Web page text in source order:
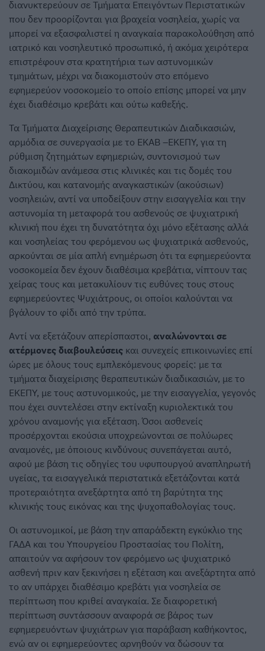
διανυκτερεύουν σε Τμήματα Επειγόντων Περιστατικών
που δεν προορίζονται για βραχεία νοσηλεία, χωρίς να
μπορεί να εξασφαλιστεί η αναγκαία παρακολούθηση από
ιατρικό και νοσηλευτικό προσωπικό, ή ακόμα χειρότερα
επιστρέφουν στα κρατητήρια των αστυνομικών
τμημάτων, μέχρι να διακομιστούν στο επόμενο
εφημερεύον νοσοκομείο το οποίο επίσης μπορεί να μην
έχει διαθέσιμο κρεβάτι και ούτω καθεξής.
Τα Τμήματα Διαχείρισης Θεραπευτικών Διαδικασιών,
αρμόδια σε συνεργασία με το ΕΚΑΒ –ΕΚΕΠΥ, για τη
ρύθμιση ζητημάτων εφημεριών, συντονισμού των
διακομιδών ανάμεσα στις κλινικές και τις δομές του
Δικτύου, και κατανομής αναγκαστικών (ακούσιων)
νοσηλειών, αντί να υποδείξουν στην εισαγγελία και την
αστυνομία τη μεταφορά του ασθενούς σε ψυχιατρική
κλινική που έχει τη δυνατότητα όχι μόνο εξέτασης αλλά
και νοσηλείας του φερόμενου ως ψυχιατρικά ασθενούς,
αρκούνται σε μία απλή ενημέρωση ότι τα εφημερεύοντα
νοσοκομεία δεν έχουν διαθέσιμα κρεβάτια, νίπτουν τας
χείρας τους και μετακυλίουν τις ευθύνες τους στους
εφημερεύοντες Ψυχιάτρους, οι οποίοι καλούνται να
βγάλουν το φίδι από την τρύπα.
Αντί να εξετάζουν απερίσπαστοι, αναλώνονται σε
ατέρμονες διαβουλεύσεις και συνεχείς επικοινωνίες επί
ώρες με όλους τους εμπλεκόμενους φορείς: με τα
τμήματα διαχείρισης θεραπευτικών διαδικασιών, με το
ΕΚΕΠΥ, με τους αστυνομικούς, με την εισαγγελία, γεγονός
που έχει συντελέσει στην εκτίναξη κυριολεκτικά του
χρόνου αναμονής για εξέταση. Όσοι ασθενείς
προσέρχονται εκούσια υποχρεώνονται σε πολύωρες
αναμονές, με όποιους κινδύνους συνεπάγεται αυτό,
αφού με βάση τις οδηγίες του υφυπουργού αναπληρωτή
υγείας, τα εισαγγελικά περιστατικά εξετάζονται κατά
προτεραιότητα ανεξάρτητα από τη βαρύτητα της
κλινικής τους εικόνας και της ψυχοπαθολογίας τους.
Οι αστυνομικοί, με βάση την απαράδεκτη εγκύκλιο της
ΓΑΔΑ και του Υπουργείου Προστασίας του Πολίτη,
απαιτούν να αφήσουν τον φερόμενο ως ψυχιατρικό
ασθενή πριν καν ξεκινήσει η εξέταση και ανεξάρτητα από
το αν υπάρχει διαθέσιμο κρεβάτι για νοσηλεία σε
περίπτωση που κριθεί αναγκαία. Σε διαφορετική
περίπτωση συντάσσουν αναφορά σε βάρος των
εφημερευόντων ψυχιάτρων για παράβαση καθήκοντος,
ενώ αν οι εφημερεύοντες αρνηθούν να δώσουν τα